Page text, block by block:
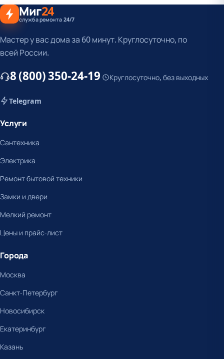
Миг24
служба ремонта 24/7
Мастер у вас дома за 60 минут. Круглосуточно, по
всей России.
8 (800) 350-24-19 Круглосуточно, без выходных
Telegram
Услуги
Сантехника
Электрика
Ремонт бытовой техники
Замки и двери
Мелкий ремонт
Цены и прайс-лист
Города
Москва
Санкт-Петербург
Новосибирск
Екатеринбург
Казань